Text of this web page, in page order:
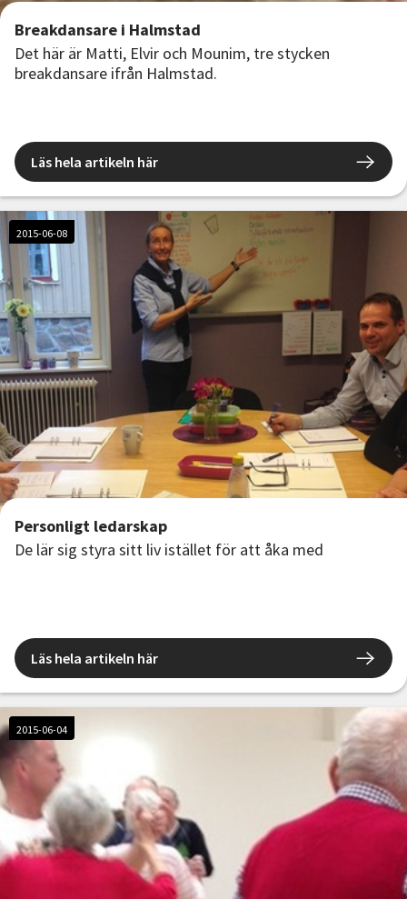
Breakdansare i Halmstad
Det här är Matti, Elvir och Mounim, tre stycken
breakdansare ifrån Halmstad.
Läs hela artikeln här
2015-06-08
Personligt ledarskap
De lär sig styra sitt liv istället för att åka med
Läs hela artikeln här
2015-06-04